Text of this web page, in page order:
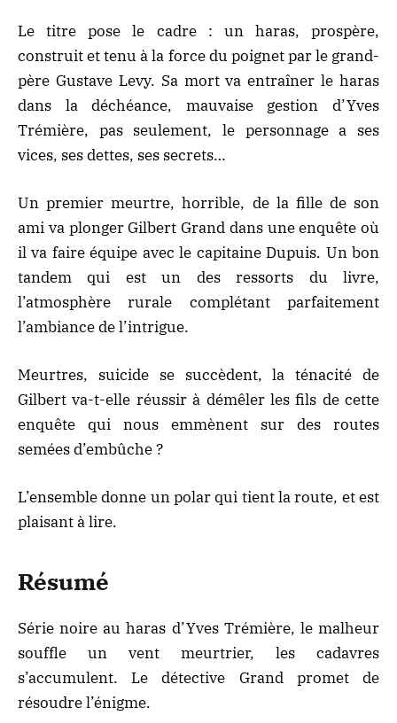
Le titre pose le cadre : un haras, prospère,
construit et tenu à la force du poignet par le grand-
père Gustave Levy. Sa mort va entraîner le haras
dans la déchéance, mauvaise gestion d’Yves
Trémière, pas seulement, le personnage a ses
vices, ses dettes, ses secrets…
Un premier meurtre, horrible, de la fille de son
ami va plonger Gilbert Grand dans une enquête où
il va faire équipe avec le capitaine Dupuis. Un bon
tandem qui est un des ressorts du livre,
l’atmosphère rurale complétant parfaitement
l’ambiance de l’intrigue.
Meurtres, suicide se succèdent, la ténacité de
Gilbert va-t-elle réussir à démêler les fils de cette
enquête qui nous emmènent sur des routes
semées d’embûche ?
L’ensemble donne un polar qui tient la route, et est
plaisant à lire.
Résumé
Série noire au haras d’Yves Trémière, le malheur
souffle un vent meurtrier, les cadavres
s’accumulent. Le détective Grand promet de
résoudre l’énigme.